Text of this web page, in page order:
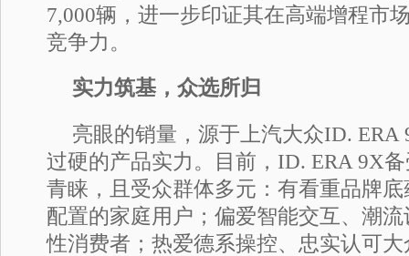
7,000辆，进一步印证其在高端增程市
竞争力。
实力筑基，众选所归
亮眼的销量，源于上汽大众ID. ERA
过硬的产品实力。目前，ID. ERA 9X
青睐，且受众群体多元：有看重品牌
配置的家庭用户；偏爱智能交互、潮
性消费者；热爱德系操控、忠实认可